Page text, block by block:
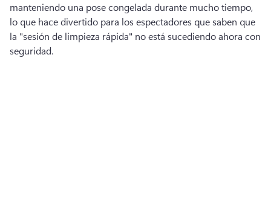
manteniendo una pose congelada durante mucho tiempo,
lo que hace divertido para los espectadores que saben que
la "sesión de limpieza rápida" no está sucediendo ahora con
seguridad.